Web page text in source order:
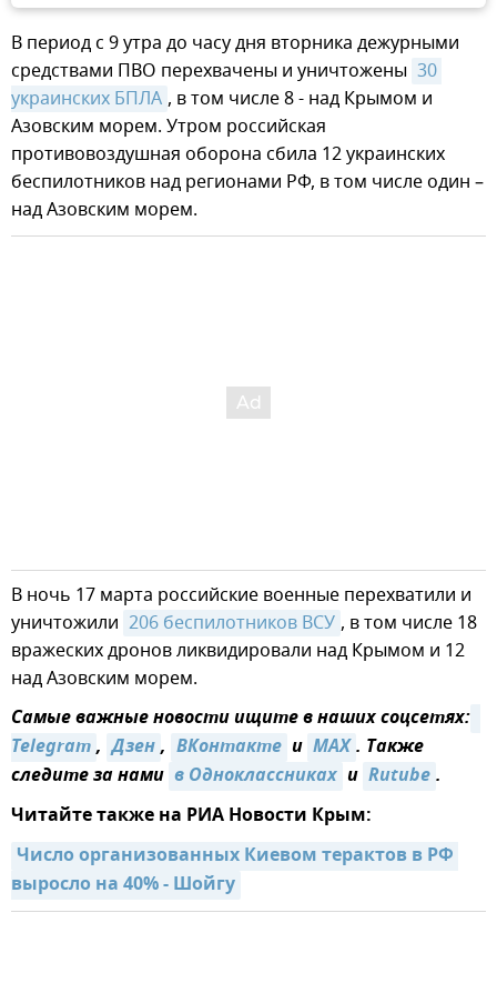
В период с 9 утра до часу дня вторника дежурными
средствами ПВО перехвачены и уничтожены 30
украинских БПЛА , в том числе 8 - над Крымом и
Азовским морем. Утром российская
противовоздушная оборона сбила 12 украинских
беспилотников над регионами РФ, в том числе один –
над Азовским морем.
В ночь 17 марта российские военные перехватили и
уничтожили 206 беспилотников ВСУ , в том числе 18
вражеских дронов ликвидировали над Крымом и 12
над Азовским морем.
Самые важные новости ищите в наших соцсетях:
Telegram, Дзен, ВКонтакте и MAX. Также
следите за нами в Одноклассниках и Rutube.
Читайте также на РИА Новости Крым:
Число организованных Киевом терактов в РФ
выросло на 40% - Шойгу